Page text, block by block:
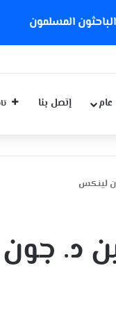
المسلمون
عام إتصل بنا
لينكس
د. جون